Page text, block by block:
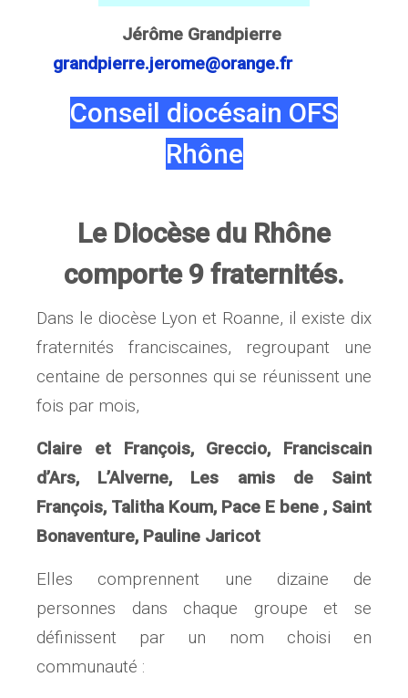
Jérôme Grandpierre
grandpierre.jerome@orange.fr
Conseil diocésain OFS
Rhône
Le Diocèse du Rhône
comporte 9 fraternités.
Dans le diocèse Lyon et Roanne, il existe dix
fraternités franciscaines, regroupant une
centaine de personnes qui se réunissent une
fois par mois,
Claire et François, Greccio, Franciscain
d’Ars, L’Alverne, Les amis de Saint
François, Talitha Koum, Pace E bene , Saint
Bonaventure, Pauline Jaricot
Elles comprennent une dizaine de
personnes dans chaque groupe et se
définissent par un nom choisi en
communauté :